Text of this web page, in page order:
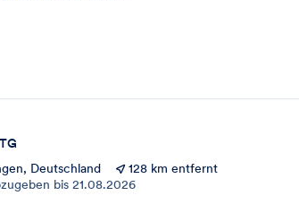
Deutschland
128 km entfernt
bis 21.08.2026